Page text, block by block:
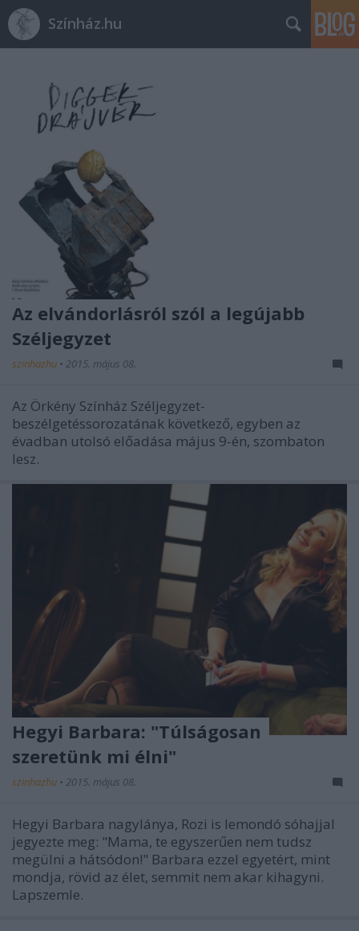
Színház.hu
Az elvándorlásról szól a legújabb
Széljegyzet
szinhazhu • 2015. május 08.
Az Örkény Színház Széljegyzet-
beszélgetéssorozatának következő, egyben az
évadban utolsó előadása május 9-én, szombaton
lesz.
Hegyi Barbara: "Túlságosan
szeretünk mi élni"
szinhazhu • 2015. május 08.
Hegyi Barbara nagylánya, Rozi is lemondó sóhajjal
jegyezte meg: "Mama, te egyszerűen nem tudsz
megülni a hátsódon!" Barbara ezzel egyetért, mint
mondja, rövid az élet, semmit nem akar kihagyni.
Lapszemle.